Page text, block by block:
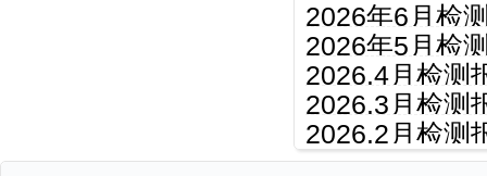
2026年6月检
2026年5月检
2026.4月检测
2026.3月检测
2026.2月检测